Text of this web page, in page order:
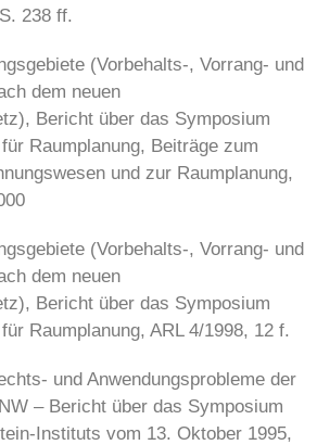
238 ff.
(Vorbehalts-, Vorrang- und
dem neuen
Bericht über das Symposium
Raumplanung, Beiträge zum
und zur Raumplanung,
(Vorbehalts-, Vorrang- und
dem neuen
Bericht über das Symposium
Raumplanung, ARL 4/1998, 12 f.
und Anwendungsprobleme der
– Bericht über das Symposium
Instituts vom 13. Oktober 1995,